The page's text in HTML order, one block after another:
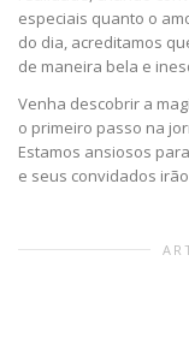
especiais quanto o
do dia, acreditamos
de maneira bela e
Venha descobrir a
o primeiro passo na
Estamos ansiosos
e seus convidados